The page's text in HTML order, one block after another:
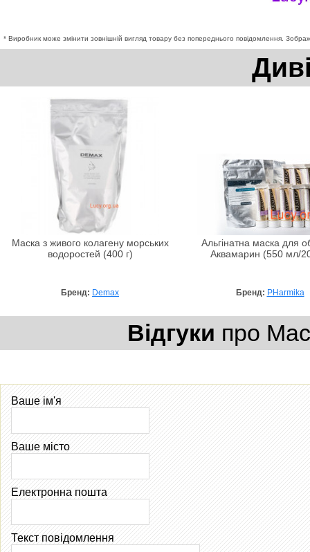
* Виробник може змінити зовнішній вигляд товару без попереднього повідомлення.
Маска з живого колагену морських
водоростей (400 г)
Бренд: Demax
Альгінатна маска для
Аквамарин (550 мл/
Бренд: PHarmika
Відгуки про
Ваше ім'я
Ваше місто
Електронна пошта
Текст повідомлення